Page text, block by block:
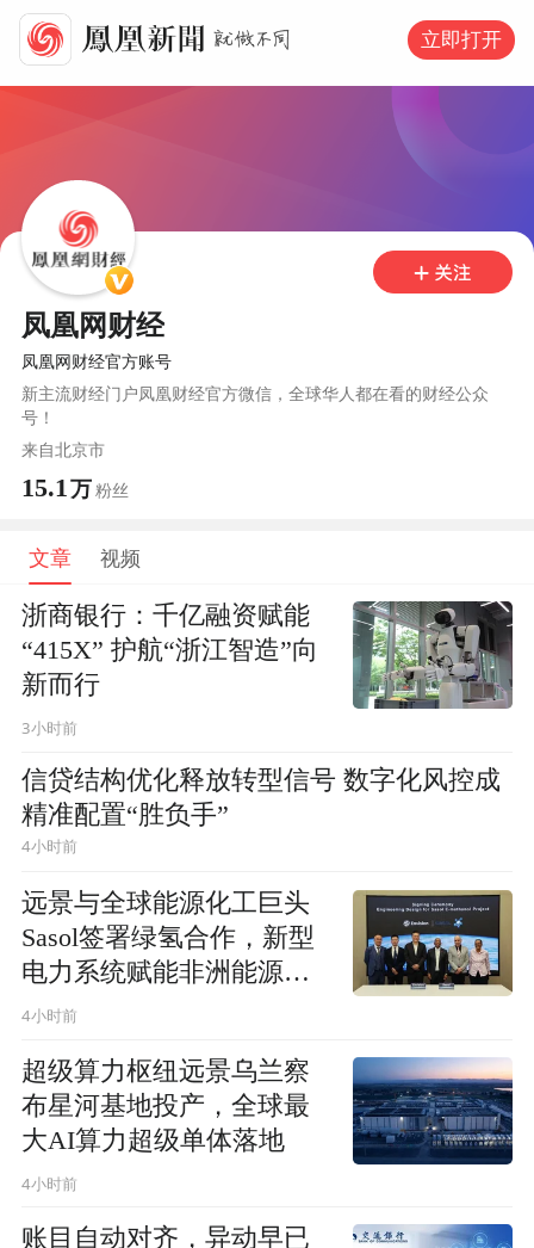
立即打开
凤凰网财经
凤凰网财经官方账号
新主流财经门户凤凰财经官方微信，全球华人都在看的财经公众
号！
来自北京市
15.1万粉丝
文章 视频
浙商银行：千亿融资赋能
“415X” 护航“浙江智造”向
新而行
3小时前
信贷结构优化释放转型信号 数字化风控成
精准配置“胜负手”
4小时前
远景与全球能源化工巨头
Sasol签署绿氢合作，新型
电力系统赋能非洲能源转
型
4小时前
超级算力枢纽远景乌兰察
布星河基地投产，全球最
大AI算力超级单体落地
4小时前
账目自动对齐，异动早已